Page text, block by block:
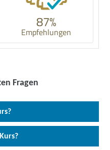
87%
Empfehlungen
Fragen